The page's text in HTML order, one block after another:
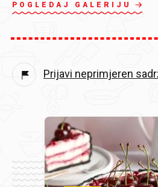
POGLEDAJ GALERIJU
Prijavi neprimjeren